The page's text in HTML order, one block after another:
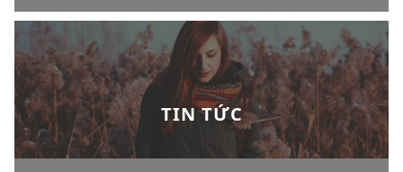
TIN TỨC